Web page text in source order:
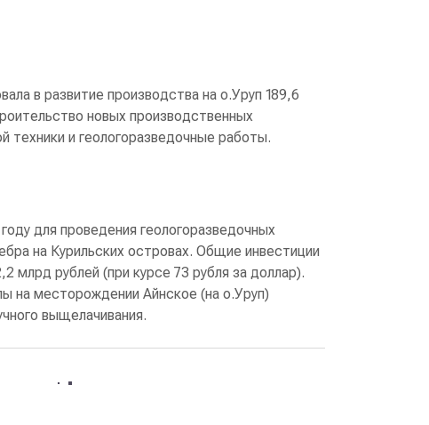
в развитие производства на о.Уруп 189,6
новых производственных
техники и геологоразведочные работы.
для проведения геологоразведочных
на Курильских островах. Общие инвестиции
млрд рублей (при курсе 73 рубля за доллар).
на месторождении Айнское (на о.Уруп)
выщелачивания.